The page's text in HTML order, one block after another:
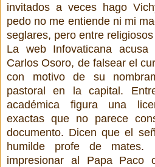
invitados a veces hago
pedo no me entiende ni mi
seglares, pero entre
La web Infovaticana
Carlos Osoro, de falsear el
con motivo de su
pastoral en la capital.
académica figura una
exactas que no parece
documento. Dicen que el
humilde profe de
impresionar al Papa